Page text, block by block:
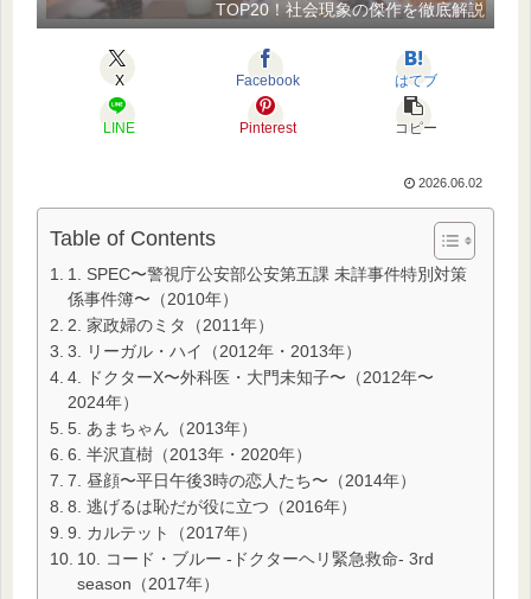
TOP20！社会現象の傑作を徹底解説
X Facebook はてブ
LINE Pinterest コピー
2026.06.02
Table of Contents
1. SPEC〜警視庁公安部公安第五課 未詳事件特別対策
係事件簿〜（2010年）
2. 家政婦のミタ（2011年）
3. リーガル・ハイ（2012年・2013年）
4. ドクターX〜外科医・大門未知子〜（2012年〜
2024年）
5. あまちゃん（2013年）
6. 半沢直樹（2013年・2020年）
7. 昼顔〜平日午後3時の恋人たち〜（2014年）
8. 逃げるは恥だが役に立つ（2016年）
9. カルテット（2017年）
10. コード・ブルー -ドクターヘリ緊急救命- 3rd
season（2017年）